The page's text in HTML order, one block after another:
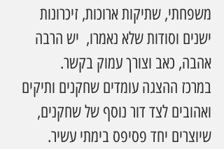
משפחתי, שתיקות ארוכות, זיכרונות
ישנים וסודות שלא נאמרו,  יש הרבה
אהבה, כאב וצורך עמוק בקשר.
במרכז ההצגה עומדים שחקנים ותיקים
ואהובים לצד דור נוסף של שחקנים,
שיוצרים יחד פסיפס בימתי עשיר.